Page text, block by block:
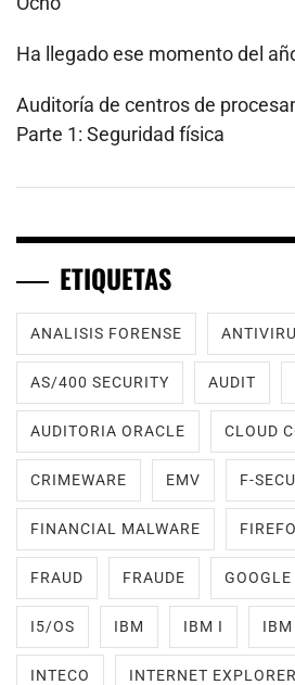
Ha llegado ese momento del
Auditoría de centros de
Parte 1: Seguridad física
ETIQUETAS
ANALISIS FORENSE
AS/400 SECURITY AUDIT
AUDITORIA ORACLE CLOUD
CRIMEWARE EMV F-
FINANCIAL MALWARE
FRAUD FRAUDE GOOGLE
I5/OS IBM IBM I IBM
INTECO INTERNET EXPLORER